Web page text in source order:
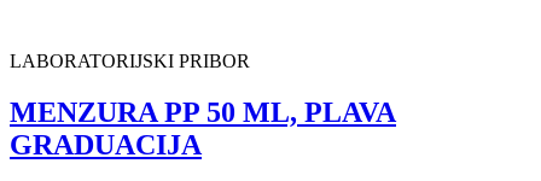
LABORATORIJSKI PRIBOR
MENZURA PP 50 ML, PLAVA
GRADUACIJA